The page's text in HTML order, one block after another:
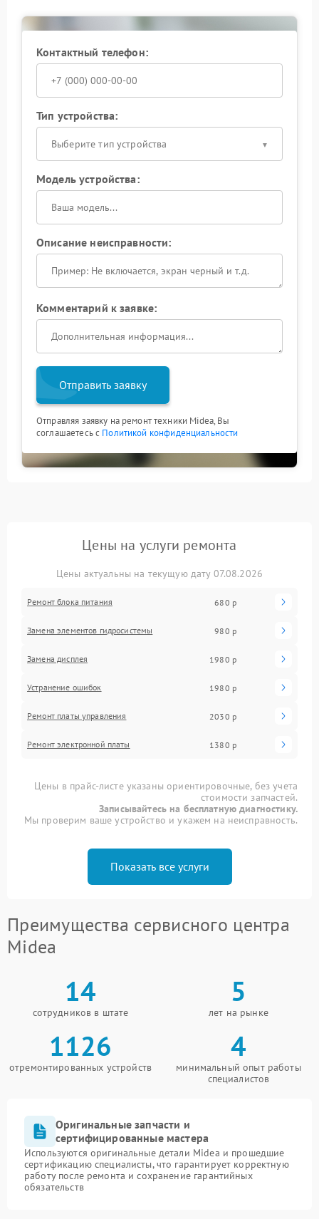
Контактный телефон:
Тип устройства:
Выберите тип устройства
Модель устройства:
Описание неисправности:
Комментарий к заявке:
Отправить заявку
Отправляя заявку на ремонт техники Midea, Вы
соглашаетесь с Политикой конфиденциальности
Цены на услуги ремонта
Цены актуальны на текущую дату 07.08.2026
Ремонт блока питания 680 р
Замена элементов гидросистемы 980 р
Замена дисплея 1980 р
Устранение ошибок 1980 р
Ремонт платы управления 2030 р
Ремонт электронной платы 1380 р
Цены в прайс-листе указаны ориентировочные, без учета
стоимости запчастей.
Записывайтесь на бесплатную диагностику.
Мы проверим ваше устройство и укажем на неисправность.
Показать все услуги
Преимущества сервисного центра
Midea
14
сотрудников в штате
5
лет на рынке
1126
отремонтированных устройств
4
минимальный опыт работы
специалистов
Оригинальные запчасти и
сертифицированные мастера
Используются оригинальные детали Midea и прошедшие
сертификацию специалисты, что гарантирует корректную
работу после ремонта и сохранение гарантийных
обязательств